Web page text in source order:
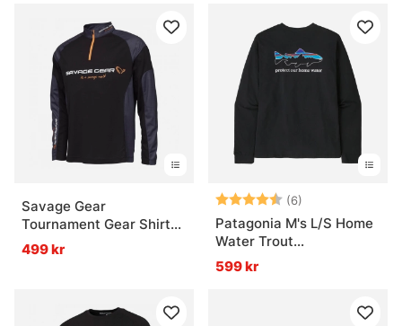
Savage Gear
Tournament Gear Shirt
1/2 Zip, Black Ink
499 kr
Betyg: (6)
Patagonia M's L/S Home
Water Trout
Responsibili-Tee BLK
599 kr